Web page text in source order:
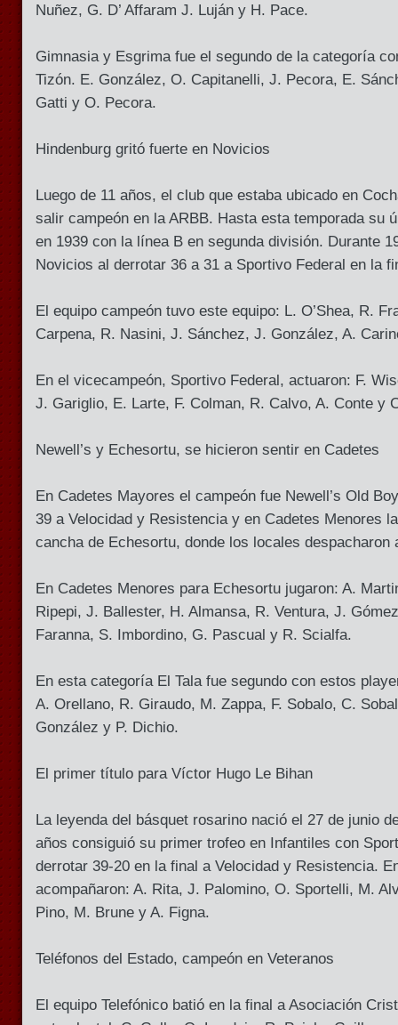
Nuñez, G. D’ Affaram J. Luján y H. Pace.
Gimnasia y Esgrima fue el segundo de la categoría
Tizón. E. González, O. Capitanelli, J. Pecora, E.
Gatti y O. Pecora.
Hindenburg gritó fuerte en Novicios
Luego de 11 años, el club que estaba ubicado en
salir campeón en la ARBB. Hasta esta temporada su
en 1939 con la línea B en segunda división. Durante
Novicios al derrotar 36 a 31 a Sportivo Federal en la
El equipo campeón tuvo este equipo: L. O’Shea, R.
Carpena, R. Nasini, J. Sánchez, J. González, A.
En el vicecampeón, Sportivo Federal, actuaron: F.
J. Gariglio, E. Larte, F. Colman, R. Calvo, A. Conte y
Newell’s y Echesortu, se hicieron sentir en Cadetes
En Cadetes Mayores el campeón fue Newell’s Old
39 a Velocidad y Resistencia y en Cadetes Menores
cancha de Echesortu, donde los locales despacharon
En Cadetes Menores para Echesortu jugaron: A.
Ripepi, J. Ballester, H. Almansa, R. Ventura, J.
Faranna, S. Imbordino, G. Pascual y R. Scialfa.
En esta categoría El Tala fue segundo con estos
A. Orellano, R. Giraudo, M. Zappa, F. Sobalo, C.
González y P. Dichio.
El primer título para Víctor Hugo Le Bihan
La leyenda del básquet rosarino nació el 27 de junio
años consiguió su primer trofeo en Infantiles con
derrotar 39-20 en la final a Velocidad y Resistencia.
acompañaron: A. Rita, J. Palomino, O. Sportelli, M.
Pino, M. Brune y A. Figna.
Teléfonos del Estado, campeón en Veteranos
El equipo Telefónico batió en la final a Asociación